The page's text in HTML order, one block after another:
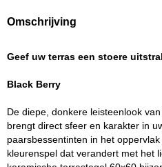
Omschrijving
Geef uw terras een stoere
Black Berry
De diepe, donkere leisteenlook
brengt direct sfeer en karakter in
paarsbessentinten in het
kleurenspel dat verandert met het